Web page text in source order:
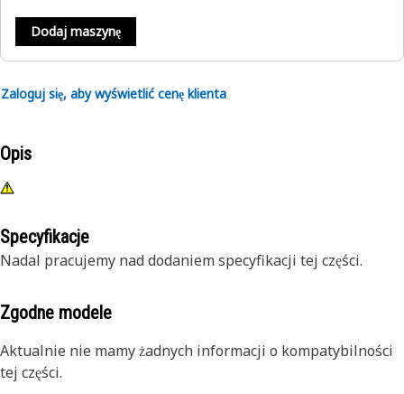
Dodaj maszynę
Zaloguj się, aby wyświetlić cenę klienta
Opis
Specyfikacje
Nadal pracujemy nad dodaniem specyfikacji tej części.
Zgodne modele
Aktualnie nie mamy żadnych informacji o kompatybilności
tej części.